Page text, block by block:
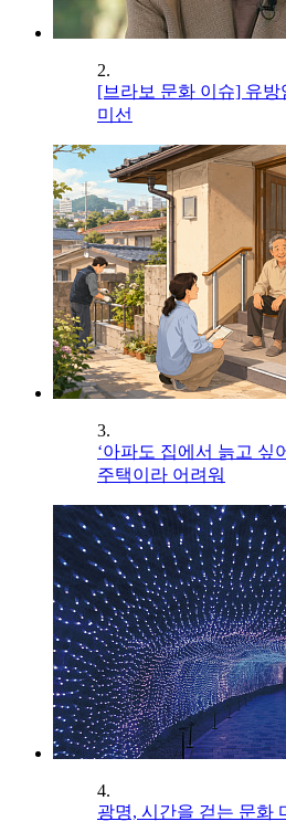
2.
[브라보 문화 이슈] 유
미선
3.
‘아파도 집에서 늙고 싶
주택이라 어려워
4.
광명, 시간을 걷는 문화